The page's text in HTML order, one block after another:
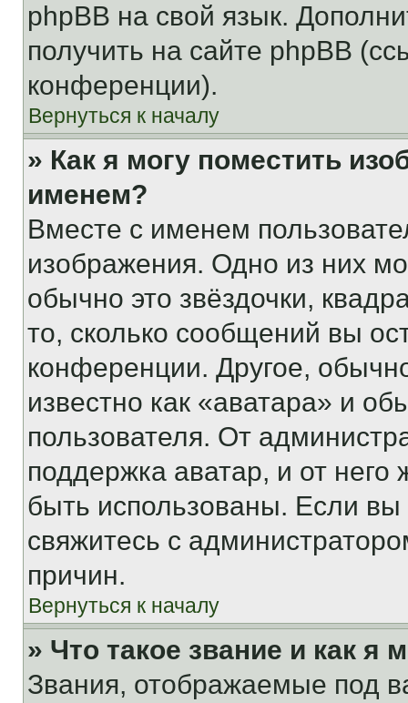
phpBB на свой язык.
получить на сайте phpBB
конференции).
Вернуться к началу
» Как я могу поместить
именем?
Вместе с именем
изображения. Одно из них
обычно это звёздочки,
то, сколько сообщений вы
конференции. Другое,
известно как «аватара» и
пользователя. От
поддержка аватар, и от него
быть использованы. Если
свяжитесь с
причин.
Вернуться к началу
» Что такое звание и как я
Звания, отображаемые под